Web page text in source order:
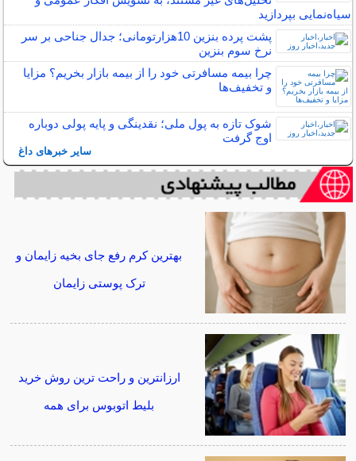
سیاه‌نمایی بپردازید
پشت پرده بنزین 10‌هزارتومانی؛ جدال جناحی بر سر
نرخ سوم بنزین
چرا بیمه مسافرتی خود را از بیمه بازار بخریم؟ مزایا
و تخفیف‌ها
شوک تازه به پول ملی؛ نقدینگی و پایه پولی دوباره
اوج گرفت
سایر خبرهای داغ
بهترین کرم رفع جای بخیه زایمان و
ترک پوستی زایمان
ارزانترین و راحت ترین روش خرید
بلیط اتوبوس برای همه